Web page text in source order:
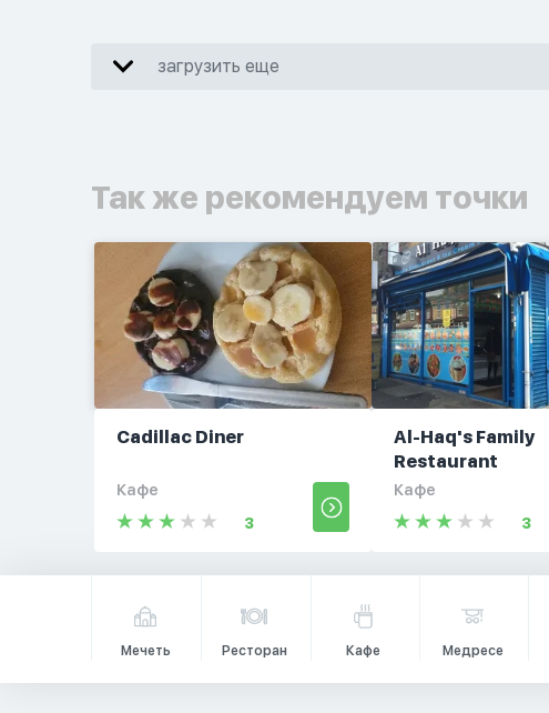
загрузить еще
Так же рекомендуем точки
Cadillac Diner
Кафе
3
Al-Haq's Family
Restaurant
Кафе
3
Мечеть Ресторан Кафе Медресе